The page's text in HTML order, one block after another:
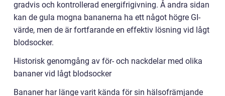
gradvis och kontrollerad energifrigivning. Å andra sidan
kan de gula mogna bananerna ha ett något högre GI-
värde, men de är fortfarande en effektiv lösning vid lågt
blodsocker.
Historisk genomgång av för- och nackdelar med olika
bananer vid lågt blodsocker
Bananer har länge varit kända för sin hälsofrämjande